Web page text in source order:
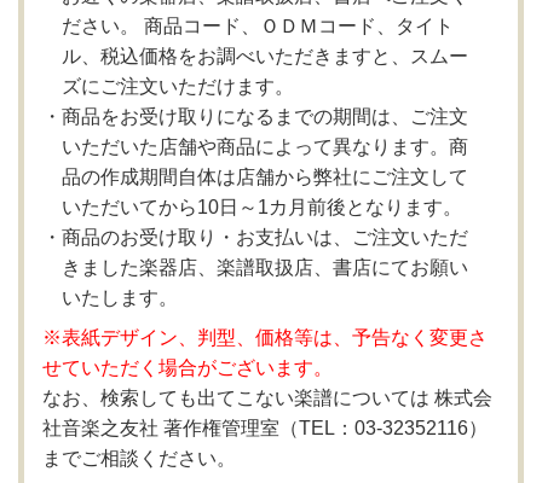
ださい。 商品コード、ＯＤＭコード、タイト
ル、税込価格をお調べいただきますと、スムー
ズにご注文いただけます。
商品をお受け取りになるまでの期間は、ご注文
いただいた店舗や商品によって異なります。商
品の作成期間自体は店舗から弊社にご注文して
いただいてから10日～1カ月前後となります。
商品のお受け取り・お支払いは、ご注文いただ
きました楽器店、楽譜取扱店、書店にてお願い
いたします。
※表紙デザイン、判型、価格等は、予告なく変更さ
せていただく場合がございます。
なお、検索しても出てこない楽譜については 株式会
社音楽之友社 著作権管理室（TEL：03-32352116）
までご相談ください。